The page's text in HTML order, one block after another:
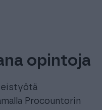
opintoja
Procountorin